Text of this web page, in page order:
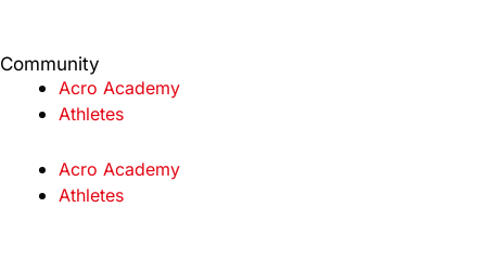
Community
Acro Academy
Athletes
Acro Academy
Athletes